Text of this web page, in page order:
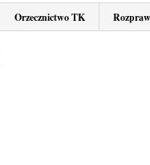
Orzecznictwo TK